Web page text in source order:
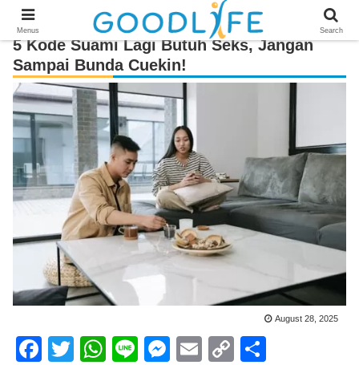
5 Kode Suami Lagi Butuh Seks, Jangan
Sampai Bunda Cuekin!
August 28, 2025
F
T
W
Li
M
E
C
Menus Search